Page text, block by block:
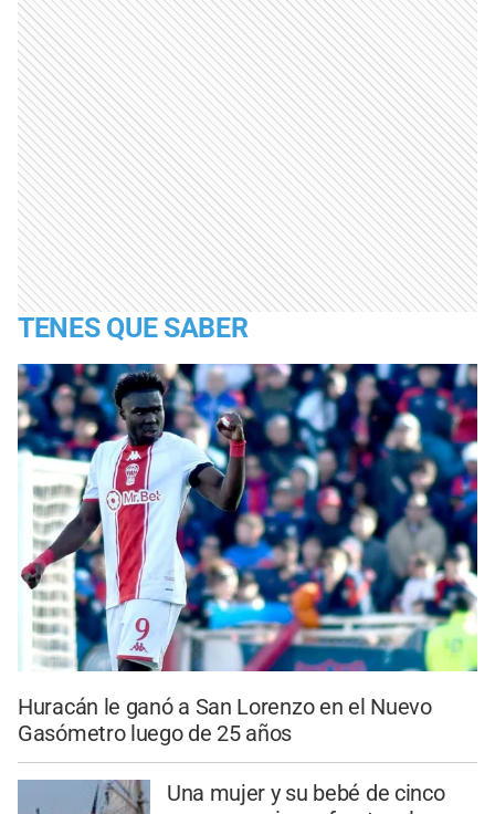
TENES QUE SABER
Huracán le ganó a San Lorenzo en el Nuevo
Gasómetro luego de 25 años
Una mujer y su bebé de cinco